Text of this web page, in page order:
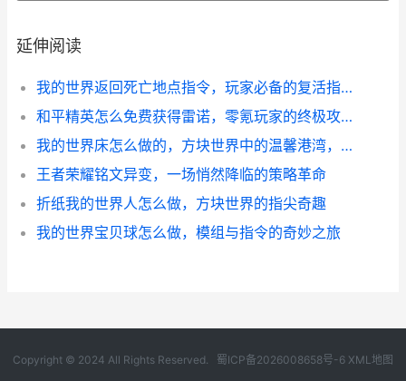
延伸阅读
我的世界返回死亡地点指令，玩家必备的复活指南
和平精英怎么免费获得雷诺，零氪玩家的终极攻略
我的世界床怎么做的，方块世界中的温馨港湾，副标题，生存必备与建造艺术
王者荣耀铭文异变，一场悄然降临的策略革命
折纸我的世界人怎么做，方块世界的指尖奇趣
我的世界宝贝球怎么做，模组与指令的奇妙之旅
Copyright © 2024 All Rights Reserved. 蜀ICP备2026008658号-6 XML地图